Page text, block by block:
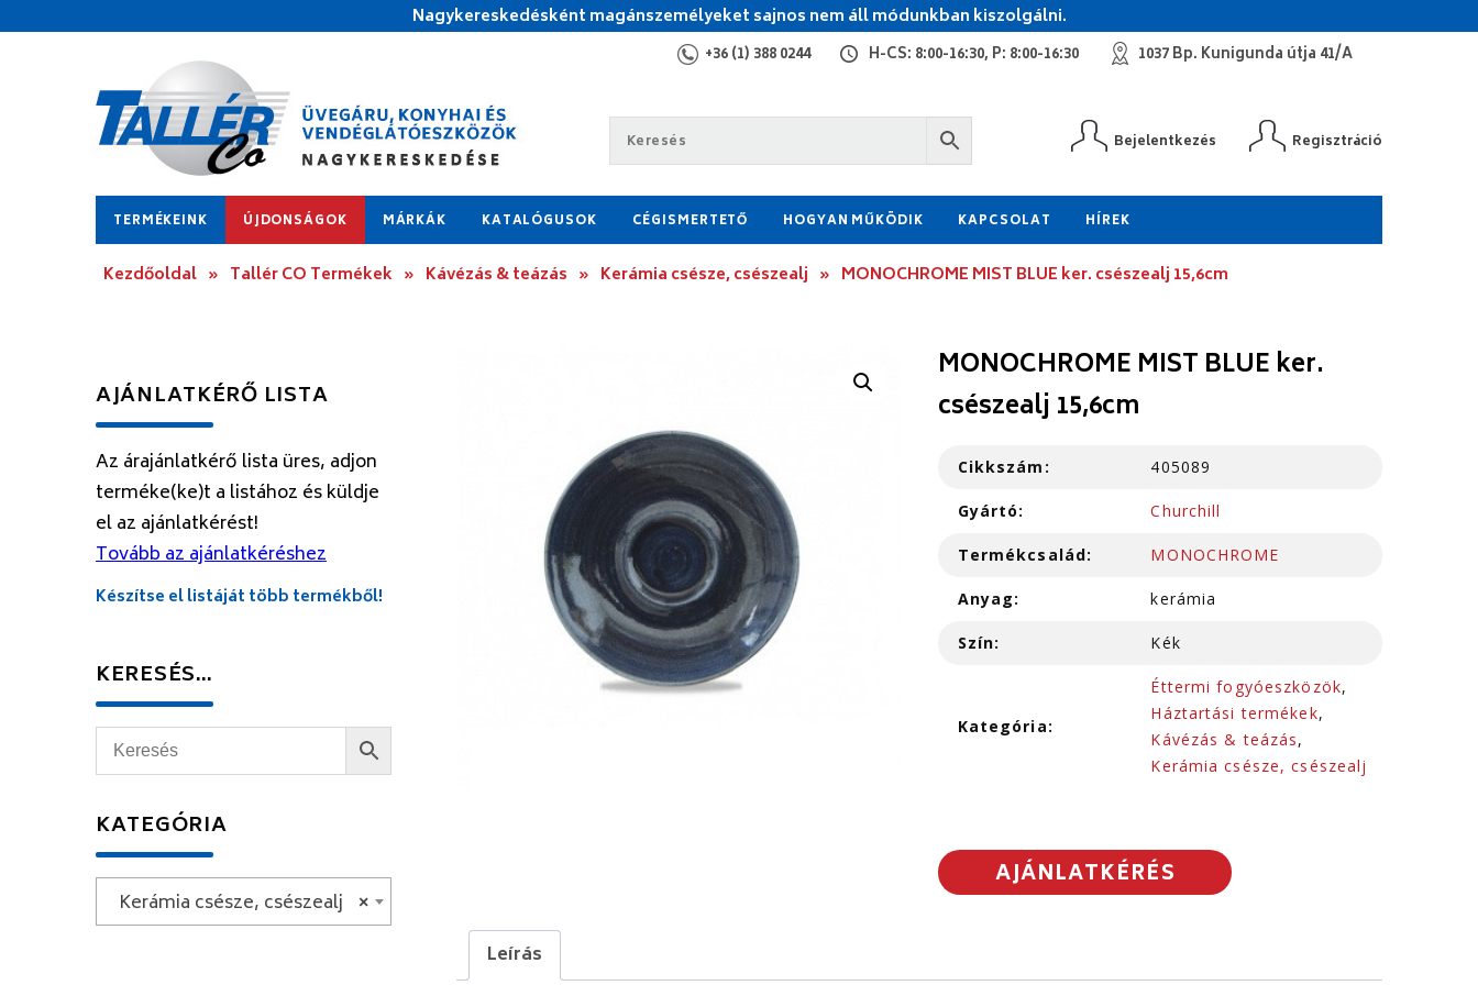
Nagykereskedésként magánszemélyeket sajnos nem áll módunkban kiszolgálni.
+36 (1) 388 0244 H-CS: 8:00-16:30, P: 8:00-16:30 1037 Bp. Kunigunda útja 41/A
Bejelentkezés Regisztráció
TERMÉKEINK ÚJDONSÁGOK MÁRKÁK KATALÓGUSOK CÉGISMERTETŐ HOGYAN MŰKÖDIK KAPCSOLAT HÍREK
Kezdőoldal » Tallér CO Termékek » Kávézás & teázás » Kerámia csésze, csészealj » MONOCHROME MIST BLUE ker. csészealj 15,6cm
MONOCHROME MIST BLUE ker.
csészealj 15,6cm
Cikkszám: 405089
Gyártó: Churchill
Termékcsalád: MONOCHROME
Anyag: kerámia
Szín: Kék
Kategória:
Éttermi fogyóeszközök,
Háztartási termékek,
Kávézás & teázás,
Kerámia csésze, csészealj
AJÁNLATKÉRÉS
Leírás
AJÁNLATKÉRŐ LISTA
Az árajánlatkérő lista üres, adjon
terméke(ke)t a listához és küldje
el az ajánlatkérést!
Tovább az ajánlatkéréshez
Készítse el listáját több termékből!
KERESÉS…
KATEGÓRIA
×
Kerámia csésze, csészealj